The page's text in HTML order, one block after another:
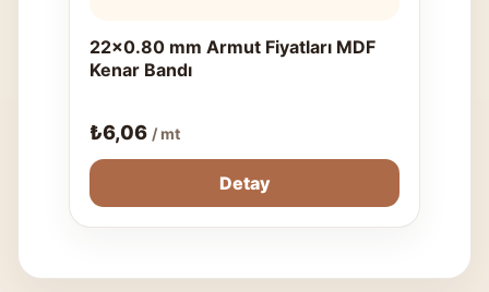
22x0.80 mm Armut Fiyatları MDF
Kenar Bandı
₺6,06 / mt
Detay